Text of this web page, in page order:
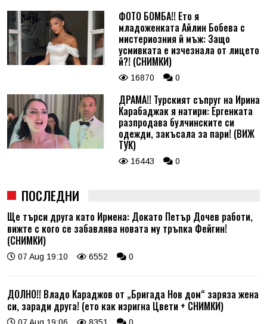
ФОТО БОМБА!! Ето я
младоженката Айлин Бобева с
мистериозния й мъж: Защо
усмивката е изчезнала от лицето
й?! (СНИМКИ)
16870 0
ДРАМА!! Турският съпруг на Ирина
Карабаджак я натири: Ергенката
разпродава булчинските си
одежди, закъсала за пари! (ВИЖ
ТУК)
16443 0
ПОСЛЕДНИ
Ще търси друга като Ирмена: Докато Петър Дочев работи,
вижте с кого се забавлява новата му тръпка Фейгин!
(СНИМКИ)
07 Aug 19:10 6552 0
ДОЛНО!! Владо Караджов от „Бригада Нов дом“ заряза жена
си, заради друга! (ето как изригна Цвети + СНИМКИ)
07 Aug 19:06 8351 0